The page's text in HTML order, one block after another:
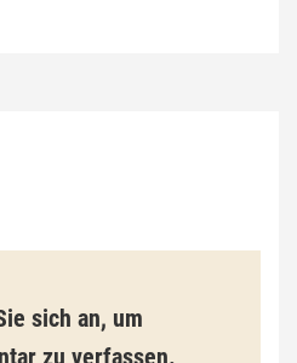
sich an, um